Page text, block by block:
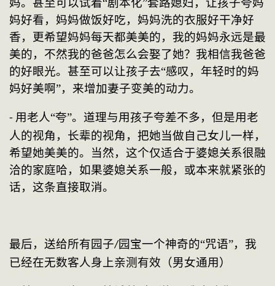
妈。甚至可以试着“剧本化”套路媳妇，让孩子夸妈
妈好看，妈妈做饭好吃，妈妈洗的衣服好干净好
香，更希望妈妈每天都美美的，我的妈妈永远是最
美的，不然我的爸爸怎么会娶了她？我相信我爸爸
的好眼光。甚至可以让孩子去“感叹，年轻时的妈
妈好美啊”，来增加妻子变美的动力。
- 用老人“夸”。道理与用孩子夸差不多，但是用老
人的视角，长辈的视角，把她当做自己女儿一样，
希望她美美的。当然，这个仅适合于婆媳关系很融
洽的家庭哈，如果婆媳关系一般，或本来就紧张的
话，这条直接取消。
最后，送给所有园子/园宝一个神奇的“咒语”，我
已经在无数客人身上亲测有效（男女通用）